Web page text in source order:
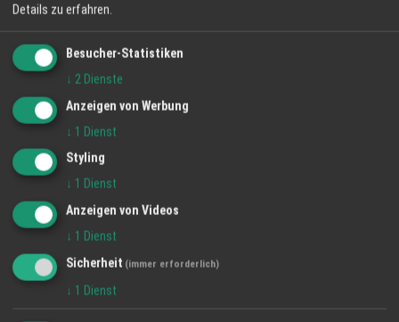
Special zum Männertag
Am 09.05.2024 ist Christi-Himmelfahrt, lassen Sie sich zum
Ab 12:00 Uhr haben wir unser Restaurant "Hofkammer"geöffnet, bei
Unser "Special" zum Männertag von 12:00 - 21:00 Uhr
dazu ein Rumpsteak mit Salat und Pommes
Details zu erfahren.
Besucher-Statistiken
↓ 2 Dienste
Anzeigen von Werbung
↓ 1 Dienst
Styling
↓ 1 Dienst
Anzeigen von Videos
↓ 1 Dienst
Sicherheit (immer erforderlich)
↓ 1 Dienst